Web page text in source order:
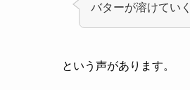
バターが溶けてい
という声があります。